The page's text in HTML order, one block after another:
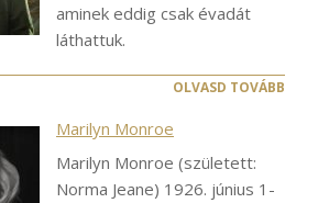
aminek eddig csak évadát
láthattuk.
OLVASD TOVÁBB
Marilyn Monroe
Marilyn Monroe (született:
Norma Jeane) 1926. június 1-